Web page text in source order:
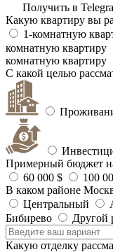
Получить в
Какую квартиру вы
1-комнатную
комнатную квартиру
комнатную квартиру
С какой целью
Примерный бюджет
60 000 $
100
В каком районе
Центральный
Бибирево
Другой
Какую отделку